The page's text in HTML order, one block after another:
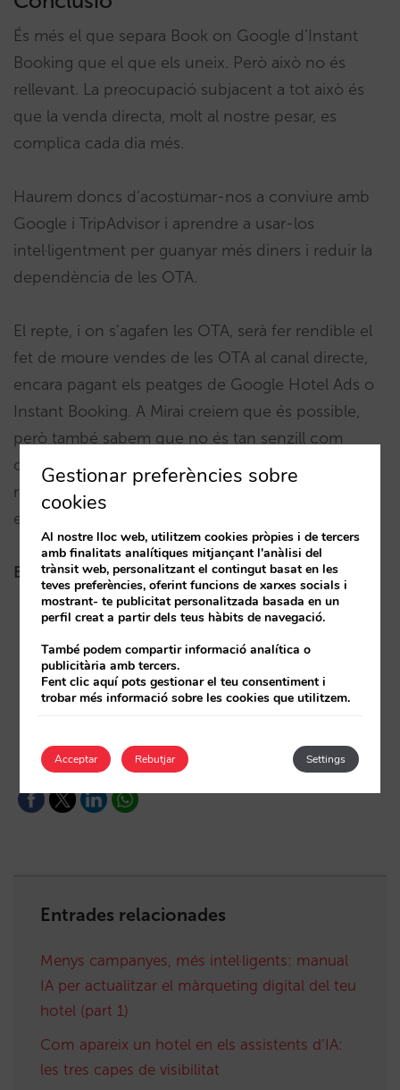
És més el que separa Book on Google d’Instant
Booking que el que els uneix. Però això no és
rellevant. La preocupació subjacent a tot això és
que la venda directa, molt al nostre pesar, es
complica cada dia més.
Haurem doncs d’acostumar-nos a conviure amb
Google i TripAdvisor i aprendre a usar-los
intel·ligentment per guanyar més diners i reduir la
dependència de les OTA.
El repte, i on s’agafen les OTA, serà fer rendible el
fet de moure vendes de les OTA al canal directe,
encara pagant els peatges de Google Hotel Ads o
Instant Booking. A Mirai creiem que és possible,
però també sabem que no és tan senzill com
connectar el teu motor i esperar que entrin
reserves. La clau, de nou, recau a tenir una bona
estratègia i implementar-la amb destresa.
Els altres articles de la sèrie Book on Google:
Tot allò que cal saber com a hotel
Entrades relacionades
Menys campanyes, més intel·ligents: manual
IA per actualitzar el màrqueting digital del teu
hotel (part 1)
Com apareix un hotel en els assistents d’IA:
les tres capes de visibilitat
Gestionar preferències sobre
cookies
Al nostre lloc web, utilitzem cookies pròpies i de tercers
amb finalitats analítiques mitjançant l'anàlisi del
trànsit web, personalitzant el contingut basat en les
teves preferències, oferint funcions de xarxes socials i
mostrant- te publicitat personalitzada basada en un
perfil creat a partir dels teus hàbits de navegació.
També podem compartir informació analítica o
publicitària amb tercers.
Fent clic aquí pots gestionar el teu consentiment i
trobar més informació sobre les cookies que utilitzem.
Acceptar Settings
Rebutjar